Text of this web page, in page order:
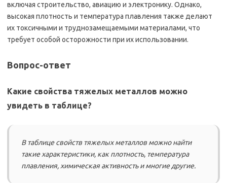
включая строительство, авиацию и электронику. Однако,
высокая плотность и температура плавления также делают
их токсичными и труднозамещаемыми материалами, что
требует особой осторожности при их использовании.
Вопрос-ответ
Какие свойства тяжелых металлов можно
увидеть в таблице?
В таблице свойств тяжелых металлов можно найти
такие характеристики, как плотность, температура
плавления, химическая активность и многие другие.